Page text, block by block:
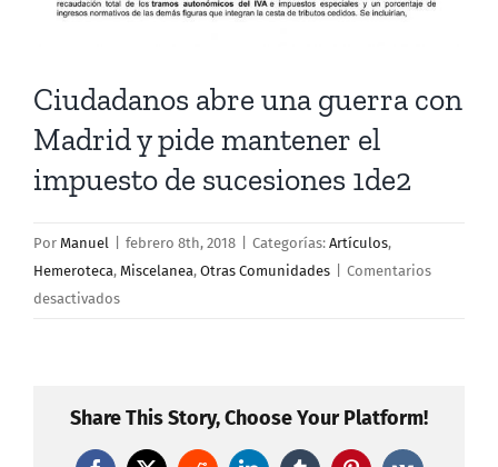
Ciudadanos abre una guerra con
Madrid y pide mantener el
impuesto de sucesiones 1de2
Por Manuel febrero 8th, 2018 Categorías: Artículos,
Hemeroteca, Miscelanea, Otras Comunidades
Comentarios
desactivadosen
guerra
Share This Story, Choose Your Platform!